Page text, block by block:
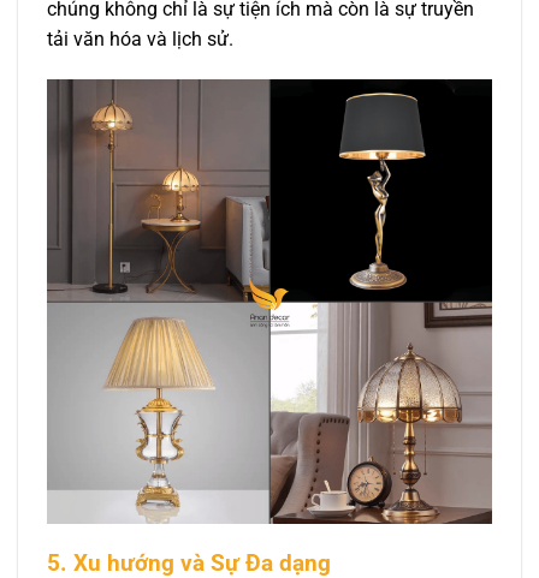
chúng không chỉ là sự tiện ích mà còn là sự truyền
tải văn hóa và lịch sử.
5. Xu hướng và Sự Đa dạng